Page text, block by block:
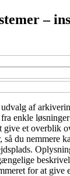
–
af
enkle
give et overblik
så du nemmere
for at give